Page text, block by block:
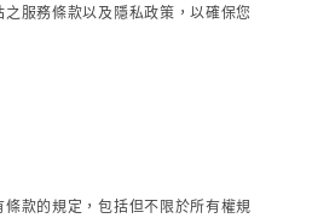
服務條款以及隱私政策，以確保您
款的規定，包括但不限於所有權規